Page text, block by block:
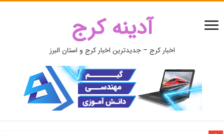
آدینه کرج
اخبار کرج – جدیدترین اخبار کرج و استان البرز